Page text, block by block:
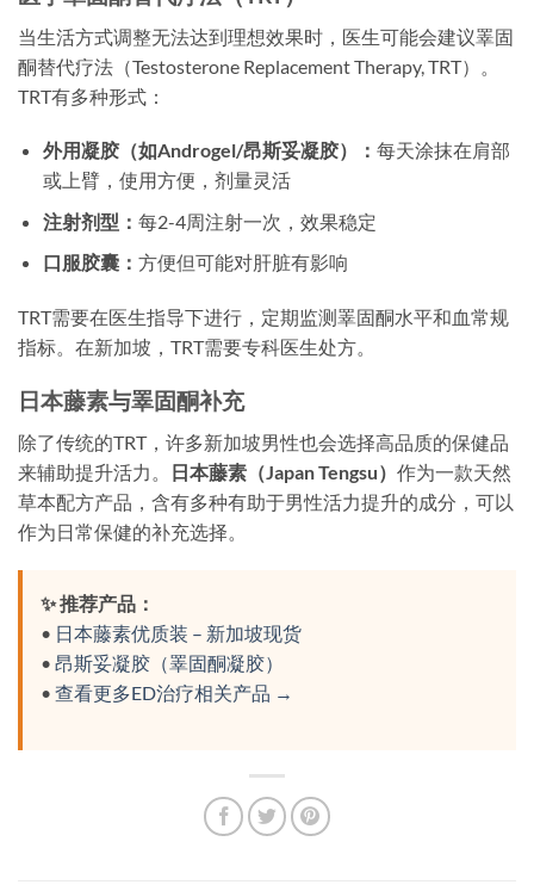
当生活方式调整无法达到理想效果时，医生可能会建议睪固
酮替代疗法（Testosterone Replacement Therapy, TRT）。
TRT有多种形式：
外用凝胶（如Androgel/昂斯妥凝胶）： 每天涂抹在肩部
或上臂，使用方便，剂量灵活
注射剂型： 每2-4周注射一次，效果稳定
口服胶囊： 方便但可能对肝脏有影响
TRT需要在医生指导下进行，定期监测睪固酮水平和血常规
指标。在新加坡，TRT需要专科医生处方。
日本藤素与睪固酮补充
除了传统的TRT，许多新加坡男性也会选择高品质的保健品
来辅助提升活力。
日本藤素（Japan Tengsu） 作为一款天然
草本配方产品，含有多种有助于男性活力提升的成分，可以
作为日常保健的补充选择。
✨ 推荐产品：
• 日本藤素优质装 – 新加坡现货
• 昂斯妥凝胶（睪固酮凝胶）
• 查看更多ED治疗相关产品 →